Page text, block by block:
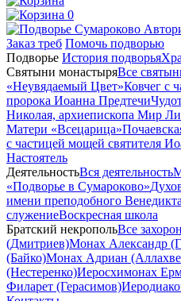
0
Заказ треб Помочь подворью
Подворье История подворья
Святыни монастыряВсе
«Неувядаемый Цвет»Ковчег с
пророка Иоанна Предтечи
Николая, архиепископа Мир
Матери «Всецарица»
с частицей мощей святителя
Настоятель
ДеятельностьВся деятельность
«Подворье в Сумароково»
имени преподобного
служениеВоскресная школа
Братский некропольВсе
(Дмитриев)Монах Александр
(Байко)Монах Адриан
(Нестеренко)Иеросхимонах
Филарет (Герасимов)